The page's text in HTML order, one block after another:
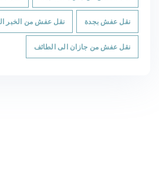
نقل عفش بجدة نقل عفش من الخبر
نقل عفش من جازان الى الطائف